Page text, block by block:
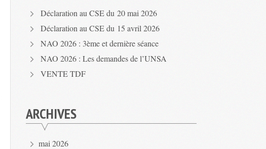
Déclaration au CSE du 20 mai 2026
Déclaration au CSE du 15 avril 2026
NAO 2026 : 3ème et dernière séance
NAO 2026 : Les demandes de l’UNSA
VENTE TDF
ARCHIVES
mai 2026